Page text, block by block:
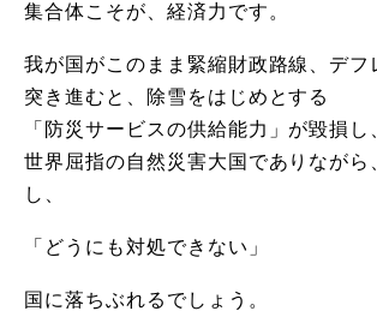
集合体こそが、経済力です。
我が国がこのまま緊縮財政路線、デフ
突き進むと、除雪をはじめとする
「防災サービスの供給能力」が毀損し
世界屈指の自然災害大国でありながら
し、
「どうにも対処できない」
国に落ちぶれるでしょう。